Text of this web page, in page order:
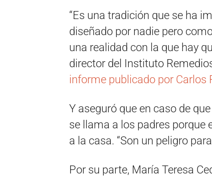
“Es una tradición que se ha
diseñado por nadie pero
una realidad con la que hay
director del Instituto
informe publicado por Carlos
Y aseguró que en caso de
se llama a los padres porque
a la casa. “Son un peligro
Por su parte, María Teresa